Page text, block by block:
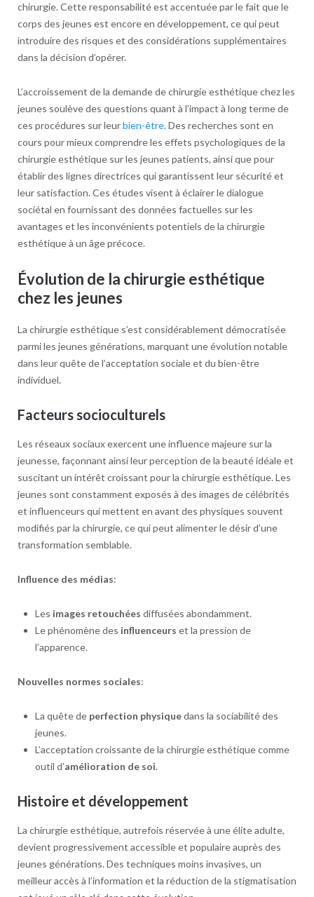
chirurgie. Cette responsabilité est accentuée par le fait que le
corps des jeunes est encore en développement, ce qui peut
introduire des risques et des considérations supplémentaires
dans la décision d’opérer.
L’accroissement de la demande de chirurgie esthétique chez les
jeunes soulève des questions quant à l’impact à long terme de
ces procédures sur leurbien-être. Des recherches sont en
cours pour mieux comprendre les effets psychologiques de la
chirurgie esthétique sur les jeunes patients, ainsi que pour
établir des lignes directrices qui garantissent leur sécurité et
leur satisfaction. Ces études visent à éclairer le dialogue
sociétal en fournissant des données factuelles sur les
avantages et les inconvénients potentiels de la chirurgie
esthétique à un âge précoce.
Évolution de la chirurgie esthétique
chez les jeunes
La chirurgie esthétique s’est considérablement démocratisée
parmi les jeunes générations, marquant une évolution notable
dans leur quête de l’acceptation sociale et du bien-être
individuel.
Facteurs socioculturels
Les réseaux sociaux exercent une influence majeure sur la
jeunesse, façonnant ainsi leur perception de la beauté idéale et
suscitant un intérêt croissant pour la chirurgie esthétique. Les
jeunes sont constamment exposés à des images de célébrités
et influenceurs qui mettent en avant des physiques souvent
modifiés par la chirurgie, ce qui peut alimenter le désir d’une
transformation semblable.
Influence des médias:
Les images retouchées diffusées abondamment.
Le phénomène des influenceurs et la pression de
l’apparence.
Nouvelles normes sociales:
La quête de perfection physiquedans la sociabilité des
jeunes.
L’acceptation croissante de la chirurgie esthétique comme
outil d’amélioration de soi.
Histoire et développement
La chirurgie esthétique, autrefois réservée à une élite adulte,
devient progressivement accessible et populaire auprès des
jeunes générations. Des techniques moins invasives, un
meilleur accès à l’information et la réduction de la stigmatisation